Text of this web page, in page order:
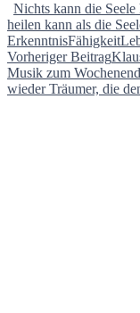
Nichts kann die
heilen kann als die
ErkenntnisFähigkeit
Vorheriger Beitrag
Musik zum
wieder Träumer, die